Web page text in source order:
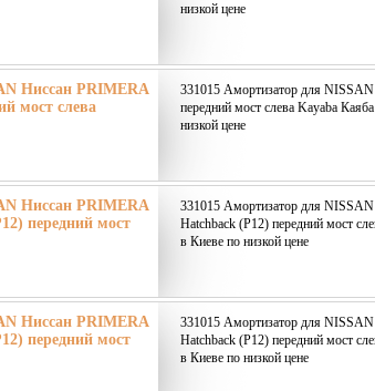
низкой цене
Ниссан PRIMERA
мост слева
331015 Амортизатор для
передний мост слева Kayaba
низкой цене
Ниссан PRIMERA
передний мост
331015 Амортизатор для
Hatchback (P12) передний мост
в Киеве по низкой цене
Ниссан PRIMERA
передний мост
331015 Амортизатор для
Hatchback (P12) передний мост
в Киеве по низкой цене